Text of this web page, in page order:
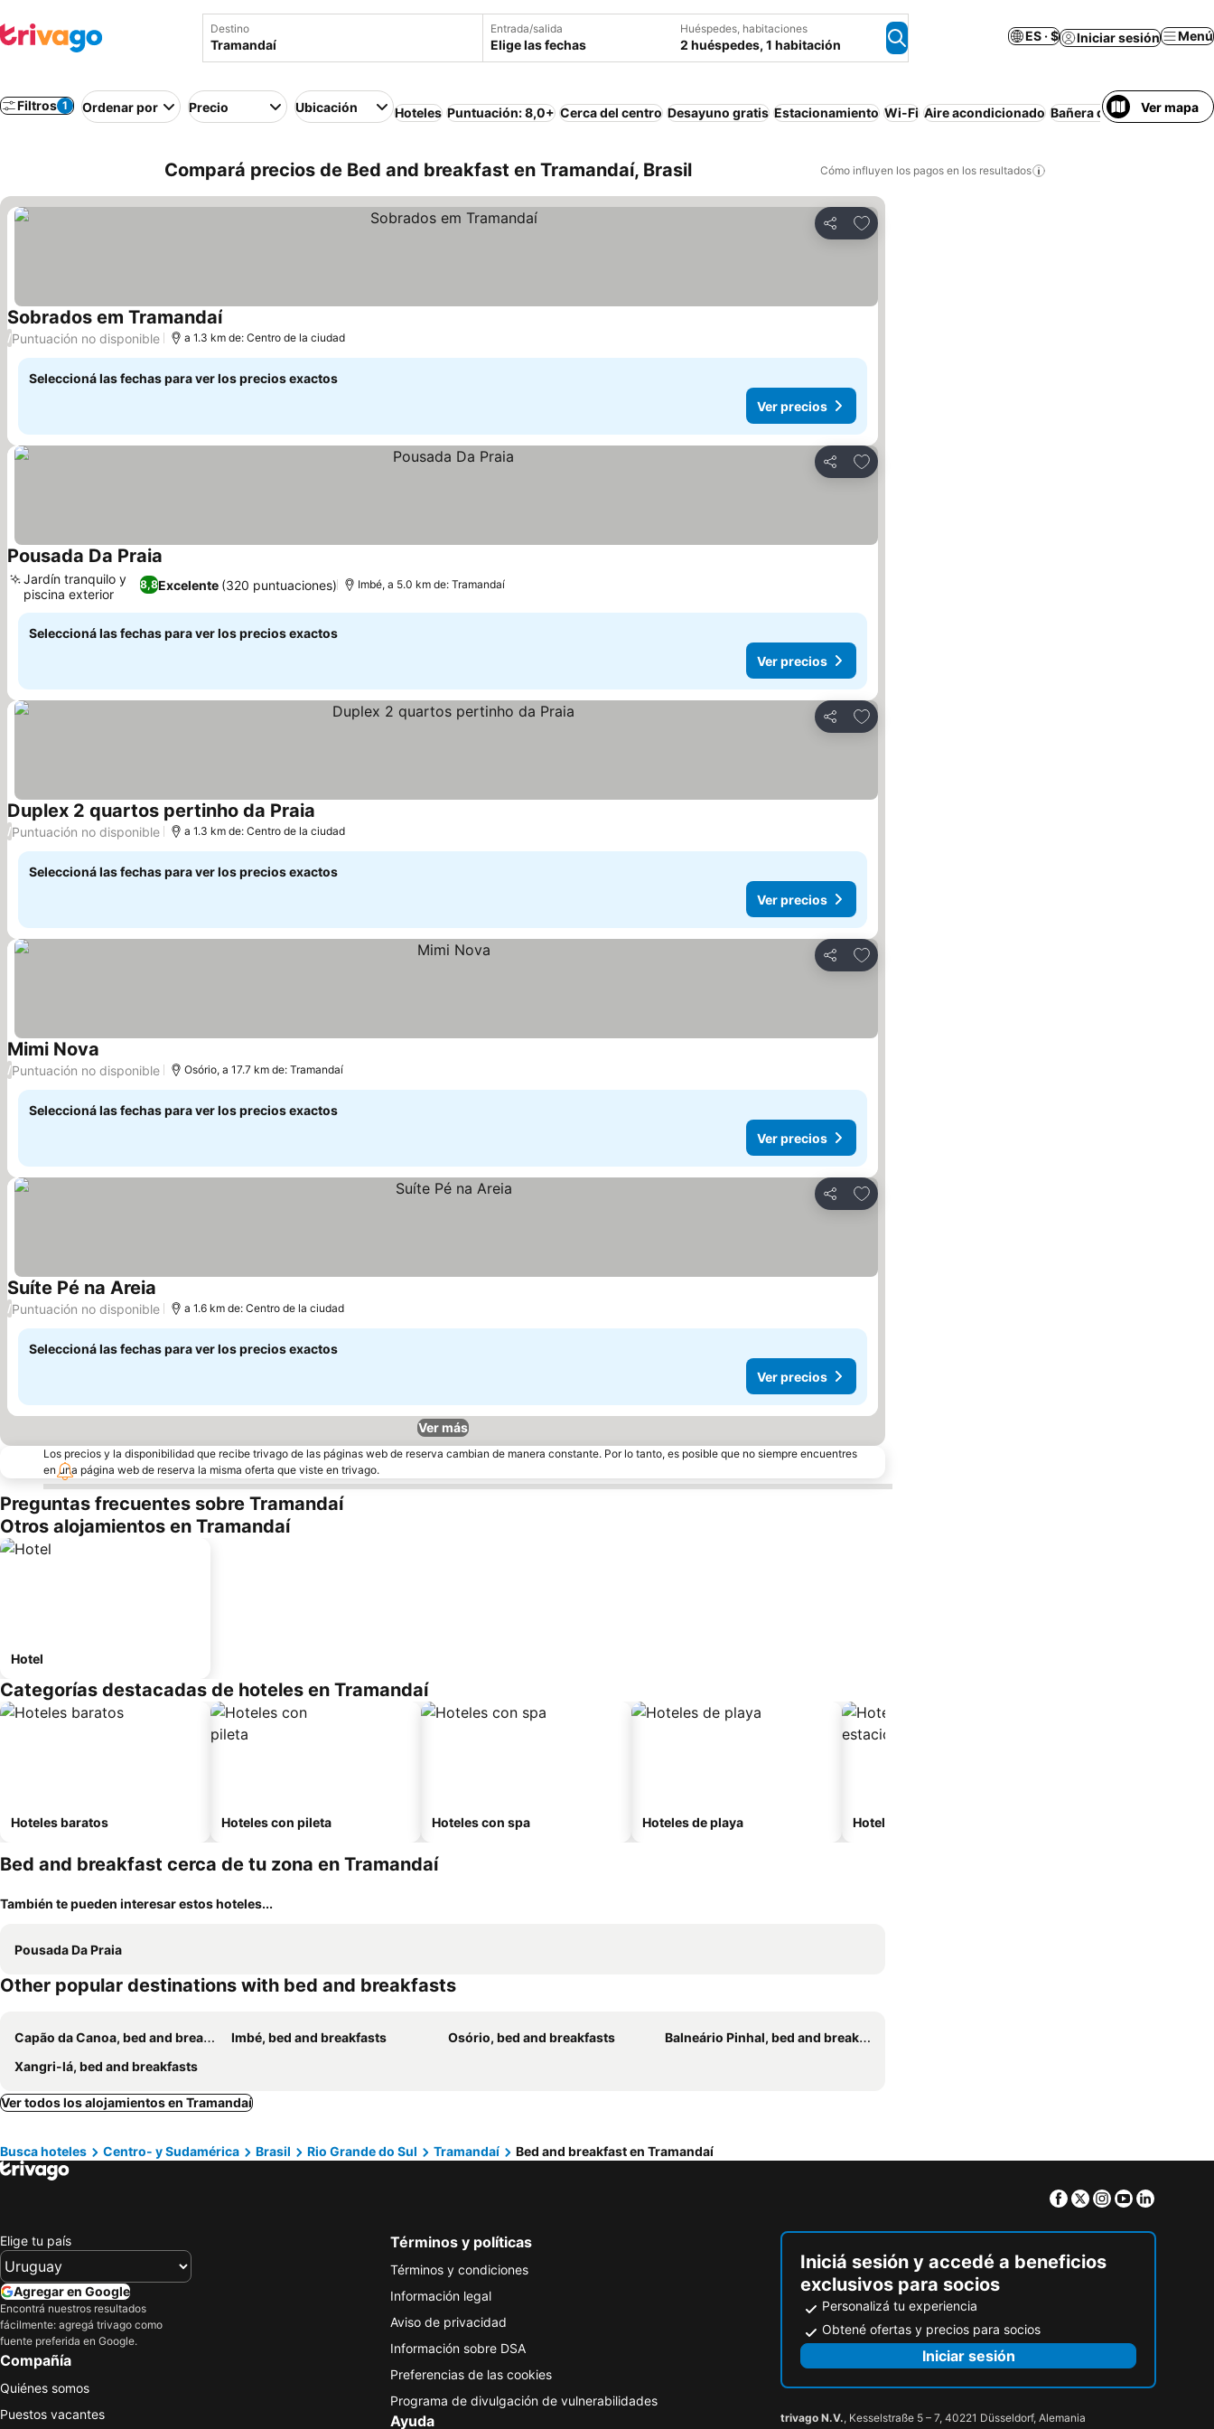
Destino Entrada/salida
Elige las fechas
Huéspedes, habitaciones
2 huéspedes, 1 habitación
ES · $ Iniciar sesión Menú
Filtros 1 Ordenar por Precio Ubicación Hoteles Puntuación: 8,0+ Cerca del centro Desayuno gratis Estacionamiento Wi-Fi Aire acondicionado Bañera de hidromasaje
Ver mapa
Compará precios de Bed and breakfast en Tramandaí, Brasil Cómo influyen los pagos en los resultados
Compartir
Añadir a favoritos
Sobrados em TramandaíVer precios
/Puntuación no disponible a 1.3 km de: Centro de la ciudad
Seleccioná las fechas para ver los precios exactos
Ver precios
Compartir
Añadir a favoritos
Pousada Da Praia
8,8Excelente (320 puntuaciones)
Jardín tranquilo y
piscina exterior
Imbé, a 5.0 km de: Tramandaí
Seleccioná las fechas para ver los precios exactos
Ver precios
Compartir
Añadir a favoritos
Duplex 2 quartos pertinho da Praia
/Puntuación no disponible a 1.3 km de: Centro de la ciudad
Seleccioná las fechas para ver los precios exactos
Ver precios
Compartir
Añadir a favoritos
Mimi Nova Ver precios
/Puntuación no disponible Osório, a 17.7 km de: Tramandaí
Seleccioná las fechas para ver los precios exactos
Ver precios
Compartir
Añadir a favoritos
Suíte Pé na Areia Ver precios
/Puntuación no disponible a 1.6 km de: Centro de la ciudad
Seleccioná las fechas para ver los precios exactos
Ver precios
Ver más
Los precios y la disponibilidad que recibe trivago de las páginas web de reserva cambian de manera constante. Por lo tanto, es posible que no siempre encuentres
en una página web de reserva la misma oferta que viste en trivago.
Preguntas frecuentes sobre Tramandaí
Otros alojamientos en Tramandaí
Hotel
Categorías destacadas de hoteles en Tramandaí
Hoteles baratos Hoteles con pileta Hoteles con spa Hoteles de playa Hoteles con estacionamiento
Bed and breakfast cerca de tu zona en Tramandaí
También te pueden interesar estos hoteles...
Pousada Da Praia
Other popular destinations with bed and breakfasts
Capão da Canoa, bed and breakfasts Imbé, bed and breakfasts Osório, bed and breakfasts
Balneário Pinhal, bed and breakfasts
Xangri-lá, bed and breakfasts
Ver todos los alojamientos en Tramandaí
Busca hoteles Centro- y Sudamérica Brasil Rio Grande do Sul Tramandaí Bed and breakfast en Tramandaí
Facebook
TwitterInstagram
Youtube
Elige tu país
Agregar en Google
Encontrá nuestros resultados
fácilmente: agregá trivago como
fuente preferida en Google.
Compañía
Quiénes somos
Puestos vacantes
Términos y políticas
Términos y condiciones
Información legal
Aviso de privacidad
Información sobre DSA
Preferencias de las cookies
Programa de divulgación de vulnerabilidades
Ayuda
Iniciá sesión y accedé a beneficios
exclusivos para socios
Personalizá tu experiencia
Obtené ofertas y precios para socios
Iniciar sesión
trivago N.V., Kesselstraße 5 – 7, 40221 Düsseldorf, Alemania